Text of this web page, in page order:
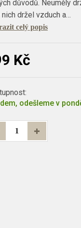
důvodů. Neuměly
nich držel vzduch a…
celý popis
Kč
odešleme v